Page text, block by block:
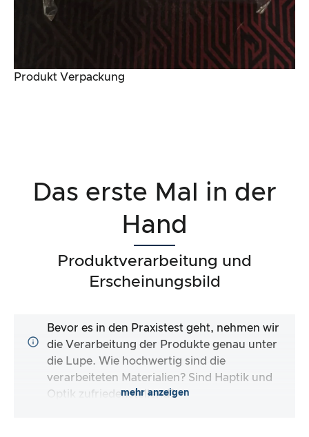
Produkt Verpackung
Das erste Mal in der
Hand
Produktverarbeitung und
Erscheinungsbild
Bevor es in den Praxistest geht, nehmen wir
die Verarbeitung der Produkte genau unter
die Lupe. Wie hochwertig sind die
verarbeiteten Materialien? Sind Haptik und
Optik zufriedenstellend?
mehr anzeigen